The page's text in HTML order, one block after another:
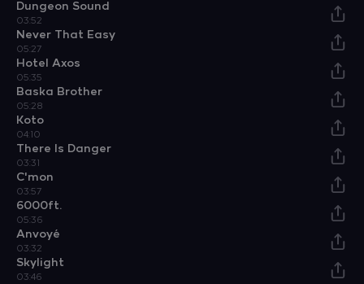
Dungeon Sound
03:52
Never That Easy
05:27
Hotel Axos
05:35
Baska Brother
05:28
Koto
04:10
There Is Danger
03:31
C'mon
03:57
6000ft.
05:36
Anvoyé
03:32
Skylight
03:46